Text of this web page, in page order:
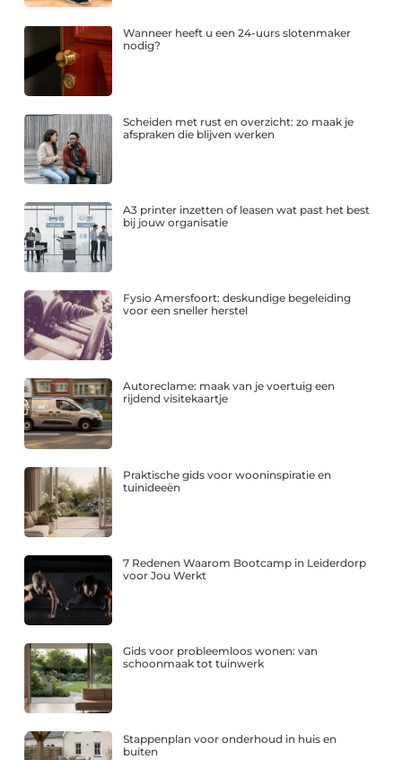
Wanneer heeft u een 24-uurs slotenmaker
nodig?
Scheiden met rust en overzicht: zo maak je
afspraken die blijven werken
A3 printer inzetten of leasen wat past het best
bij jouw organisatie
Fysio Amersfoort: deskundige begeleiding
voor een sneller herstel
Autoreclame: maak van je voertuig een
rijdend visitekaartje
Praktische gids voor wooninspiratie en
tuinideeën
7 Redenen Waarom Bootcamp in Leiderdorp
voor Jou Werkt
Gids voor probleemloos wonen: van
schoonmaak tot tuinwerk
Stappenplan voor onderhoud in huis en
buiten